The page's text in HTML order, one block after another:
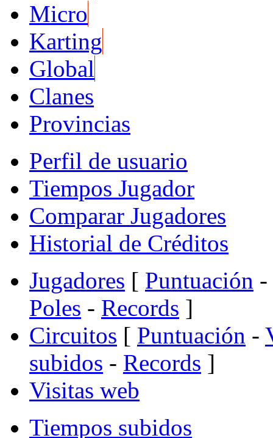
Micro
Karting
Global
Clanes
Provincias
Perfil de usuario
Tiempos Jugador
Comparar Jugadores
Historial de Créditos
Jugadores [ Puntuación -
Poles - Records ]
Circuitos [ Puntuación -
subidos - Records ]
Visitas web
Tiempos subidos